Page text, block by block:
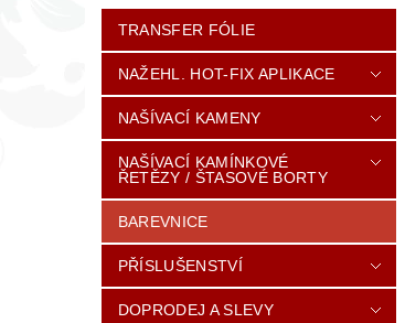
TRANSFER FÓLIE
NAŽEHL. HOT-FIX APLIKACE
NAŠÍVACÍ KAMENY
NAŠÍVACÍ KAMÍNKOVÉ
ŘETĚZY / ŠTASOVÉ BORTY
BAREVNICE
PŘÍSLUŠENSTVÍ
DOPRODEJ A SLEVY